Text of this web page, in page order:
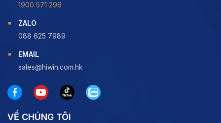
1900 571 296
ZALO
088 625 7989
EMAIL
sales@hiwin.com.hk
VỀ CHÚNG TÔI